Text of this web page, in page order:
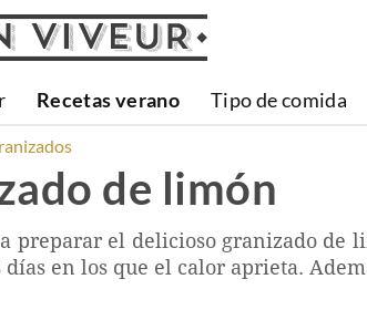
Recetas verano Tipo de comida
de limón
preparar el delicioso granizado de
días en los que el calor aprieta.